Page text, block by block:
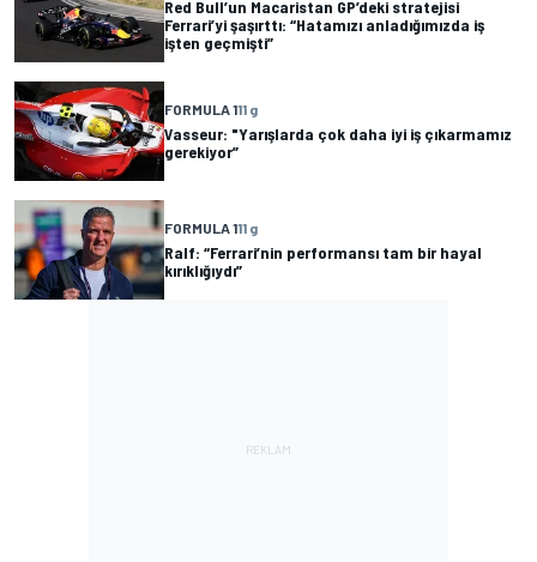
Red Bull’un Macaristan GP’deki stratejisi
Ferrari’yi şaşırttı: “Hatamızı anladığımızda iş
işten geçmişti”
FORMULA 111 g
Vasseur: "Yarışlarda çok daha iyi iş çıkarmamız
gerekiyor”
FORMULA 111 g
Ralf: “Ferrari’nin performansı tam bir hayal
kırıklığıydı”